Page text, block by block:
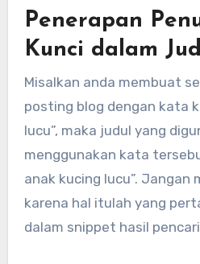
Penerapan
Kunci dalam
Misalkan anda membuat
posting blog dengan kata
lucu”, maka judul yang
menggunakan kata
anak kucing lucu”. Jangan
karena hal itulah yang
dalam snippet hasil